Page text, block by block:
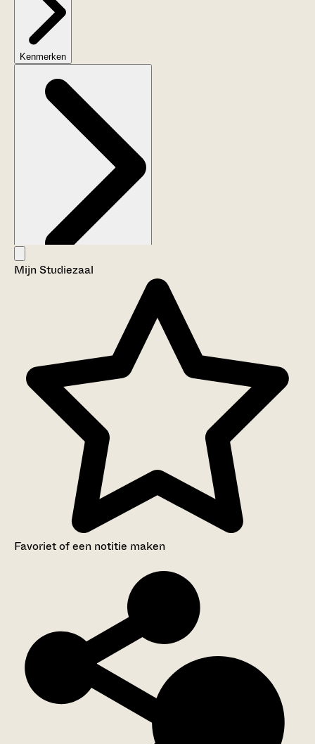
Kenmerken
Aanwijzingen voor de gebruiker
Mijn Studiezaal
Favoriet of een notitie maken